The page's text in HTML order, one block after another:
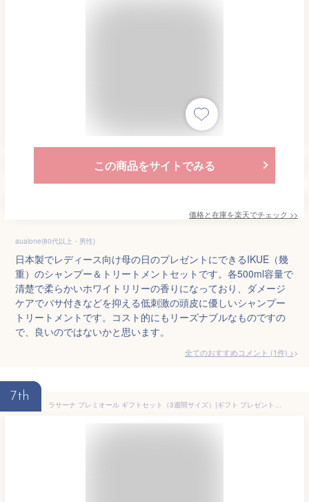
この商品をサイトでみる
価格と在庫を楽天でチェック >>
aualone(80代以上・男性)
日本製でレディース向け母の日のプレゼントにできるIKUE（幾
重）のシャンプー＆トリートメントセットです。各500ml容量で
清楚で柔らかいホワイトリリーの香りになっており、ダメージ
ケアでバサ付きなどを抑える低刺激の頭皮に優しいシャンプー
トリートメントです。コスト的にもリーズナブルなものですの
で、良いのではないかと思います。
全てのおすすめコメント (1件) >
7th
ラサーナ プレミオール ギフトセット（3週間サイズ）|ギフト プレゼント お祝い 贈り物 プチギフト シャンプー トリートメント ヘア エッセンス ヘアエッセンス 洗い流さないトリートメント ツヤ お試しサイズ 母の日